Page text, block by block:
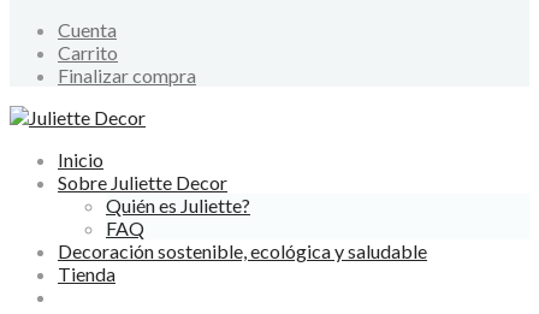
Cuenta
Carrito
Finalizar compra
Inicio
Sobre Juliette Decor
Quién es Juliette?
FAQ
Decoración sostenible, ecológica y saludable
Tienda